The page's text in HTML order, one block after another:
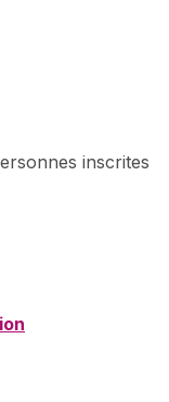
inscrites